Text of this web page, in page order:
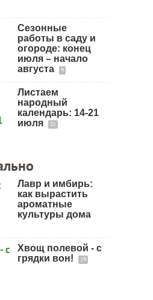
Сезонные
работы в саду и
огороде: конец
июля – начало
августа
9
Листаем
народный
календарь: 14-21
июля
31
Лавр и имбирь:
как вырастить
ароматные
культуры дома
Хвощ полевой - с
грядки вон!
19